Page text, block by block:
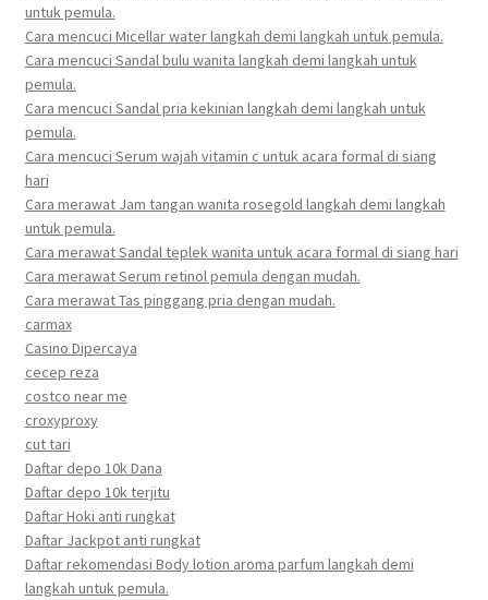
untuk pemula.
Cara mencuci Micellar water langkah demi langkah untuk pemula.
Cara mencuci Sandal bulu wanita langkah demi langkah untuk
pemula.
Cara mencuci Sandal pria kekinian langkah demi langkah untuk
pemula.
Cara mencuci Serum wajah vitamin c untuk acara formal di siang
hari
Cara merawat Jam tangan wanita rosegold langkah demi langkah
untuk pemula.
Cara merawat Sandal teplek wanita untuk acara formal di siang hari
Cara merawat Serum retinol pemula dengan mudah.
Cara merawat Tas pinggang pria dengan mudah.
carmax
Casino Dipercaya
cecep reza
costco near me
croxyproxy
cut tari
Daftar depo 10k Dana
Daftar depo 10k terjitu
Daftar Hoki anti rungkat
Daftar Jackpot anti rungkat
Daftar rekomendasi Body lotion aroma parfum langkah demi
langkah untuk pemula.